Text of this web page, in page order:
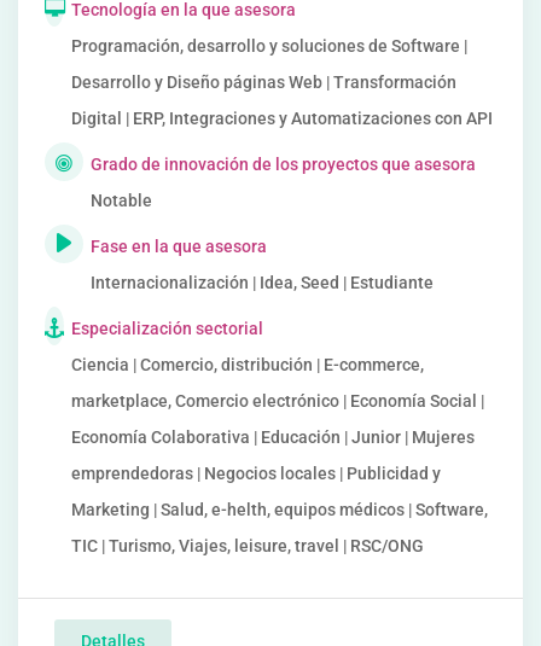
Tecnología en la que asesora
Programación, desarrollo y soluciones de Software |
Desarrollo y Diseño páginas Web | Transformación
Digital | ERP, Integraciones y Automatizaciones con API
Grado de innovación de los proyectos que asesora
Notable
Fase en la que asesora
Internacionalización | Idea, Seed | Estudiante
Especialización sectorial
Ciencia | Comercio, distribución | E-commerce,
marketplace, Comercio electrónico | Economía Social |
Economía Colaborativa | Educación | Junior | Mujeres
emprendedoras | Negocios locales | Publicidad y
Marketing | Salud, e-helth, equipos médicos | Software,
TIC | Turismo, Viajes, leisure, travel | RSC/ONG
Detalles